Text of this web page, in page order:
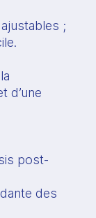
;
d’une
post-
des